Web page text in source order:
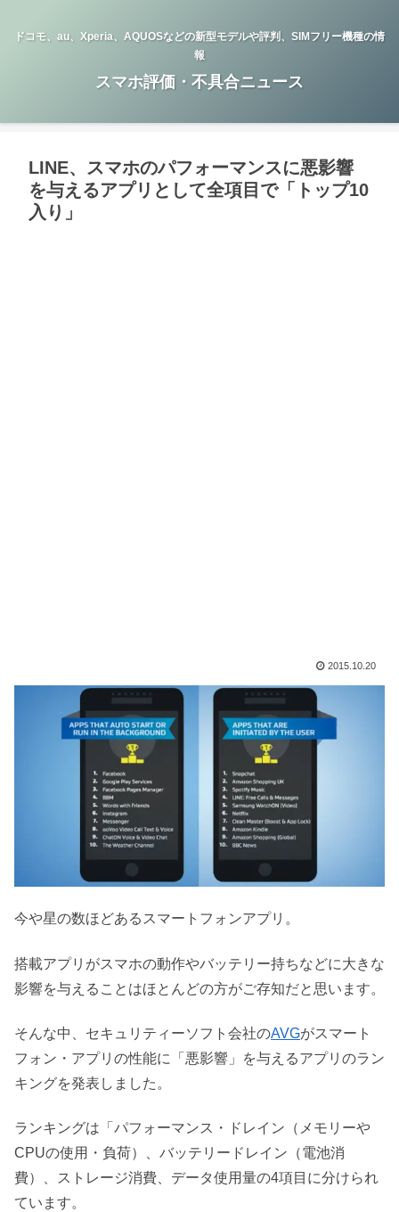
ドコモ、au、Xperia、AQUOSなどの新型モデルや評判、SIMフリー機種の情
報
スマホ評価・不具合ニュース
LINE、スマホのパフォーマンスに悪影響
を与えるアプリとして全項目で「トップ10
入り」
2015.10.20
今や星の数ほどあるスマートフォンアプリ。
搭載アプリがスマホの動作やバッテリー持ちなどに大きな
影響を与えることはほとんどの方がご存知だと思います。
そんな中、セキュリティーソフト会社のAVGがスマート
フォン・アプリの性能に「悪影響」を与えるアプリのラン
キングを発表しました。
ランキングは「パフォーマンス・ドレイン（メモリーや
CPUの使用・負荷）、バッテリードレイン（電池消
費）、ストレージ消費、データ使用量の4項目に分けられ
ています。